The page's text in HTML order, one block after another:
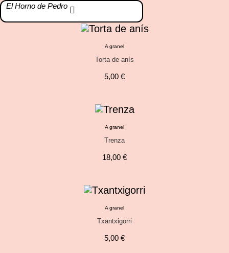
El Horno de Pedro
A granel
Torta de anís
5,00 €
A granel
Trenza
18,00 €
A granel
Txantxigorri
5,00 €